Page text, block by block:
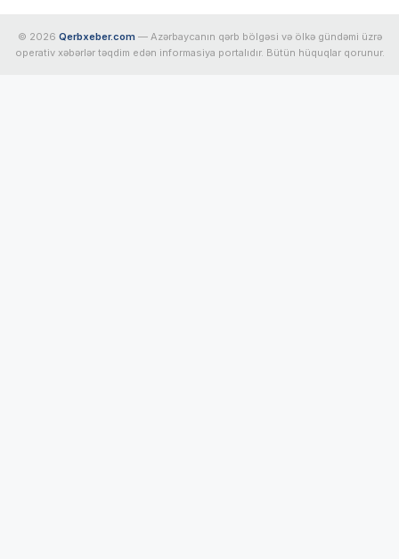
© 2026 Qerbxeber.com — Azərbaycanın qərb bölgəsi və ölkə gündəmi üzrə
operativ xəbərlər təqdim edən informasiya portalıdır. Bütün hüquqlar qorunur.